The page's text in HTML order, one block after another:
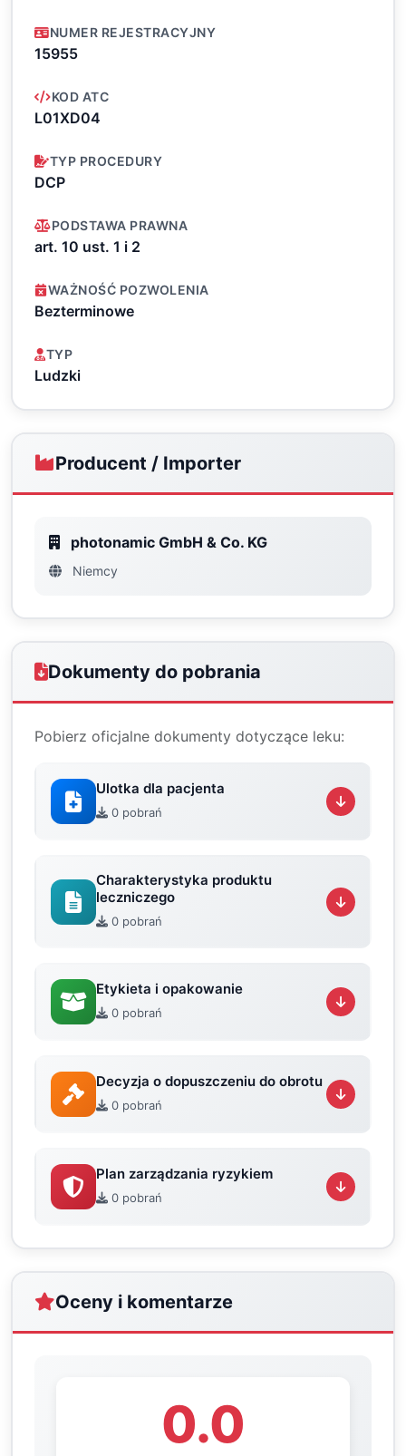
NUMER REJESTRACYJNY
15955
KOD ATC
L01XD04
TYP PROCEDURY
DCP
PODSTAWA PRAWNA
art. 10 ust. 1 i 2
WAŻNOŚĆ POZWOLENIA
Bezterminowe
TYP
Ludzki
Producent / Importer
photonamic GmbH & Co. KG
Niemcy
Dokumenty do pobrania
Pobierz oficjalne dokumenty dotyczące leku:
Ulotka dla pacjenta
0 pobrań
Charakterystyka produktu
leczniczego
0 pobrań
Etykieta i opakowanie
0 pobrań
Decyzja o dopuszczeniu do obrotu
0 pobrań
Plan zarządzania ryzykiem
0 pobrań
Oceny i komentarze
0.0